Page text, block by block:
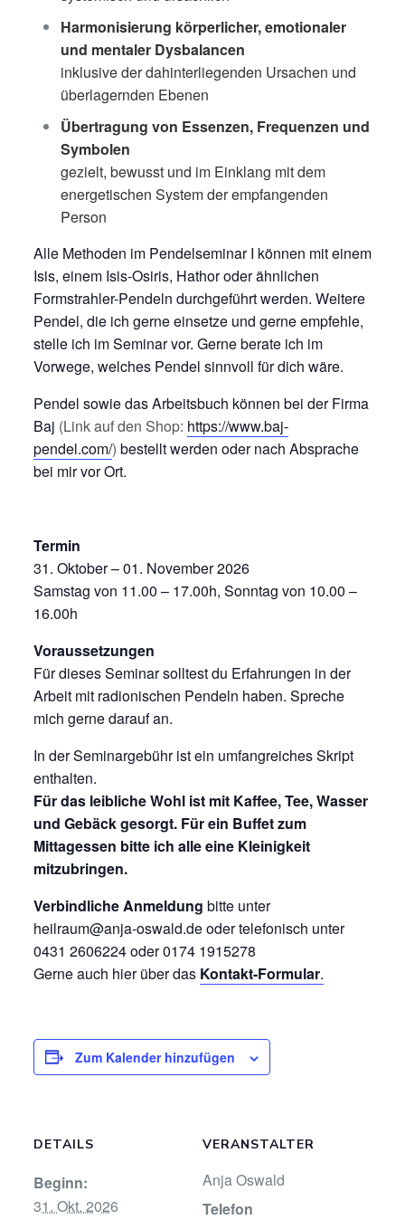
Harmonisierung körperlicher, emotionaler
und mentaler Dysbalancen
inklusive der dahinterliegenden Ursachen und
überlagernden Ebenen
Übertragung von Essenzen, Frequenzen und
Symbolen
gezielt, bewusst und im Einklang mit dem
energetischen System der empfangenden
Person
Alle Methoden im Pendelseminar I können mit einem
Isis, einem Isis-Osiris, Hathor oder ähnlichen
Formstrahler-Pendeln durchgeführt werden. Weitere
Pendel, die ich gerne einsetze und gerne empfehle,
stelle ich im Seminar vor. Gerne berate ich im
Vorwege, welches Pendel sinnvoll für dich wäre.
Pendel sowie das Arbeitsbuch können bei der Firma
Baj (Link auf den Shop: https://www.baj-
pendel.com/) bestellt werden oder nach Absprache
bei mir vor Ort.
Termin
31. Oktober – 01. November 2026
Samstag von 11.00 – 17.00h, Sonntag von 10.00 –
16.00h
Voraussetzungen
Für dieses Seminar solltest du Erfahrungen in der
Arbeit mit radionischen Pendeln haben. Spreche
mich gerne darauf an.
In der Seminargebühr ist ein umfangreiches Skript
enthalten.
Für das leibliche Wohl ist mit Kaffee, Tee, Wasser
und Gebäck gesorgt. Für ein Buffet zum
Mittagessen bitte ich alle eine Kleinigkeit
mitzubringen.
Verbindliche Anmeldung bitte unter
heilraum@anja-oswald.de oder telefonisch unter
0431 2606224 oder 0174 1915278
Gerne auch hier über das Kontakt-Formular.
Zum Kalender hinzufügen
DETAILS
Beginn:
31. Okt. 2026
VERANSTALTER
Anja Oswald
Telefon